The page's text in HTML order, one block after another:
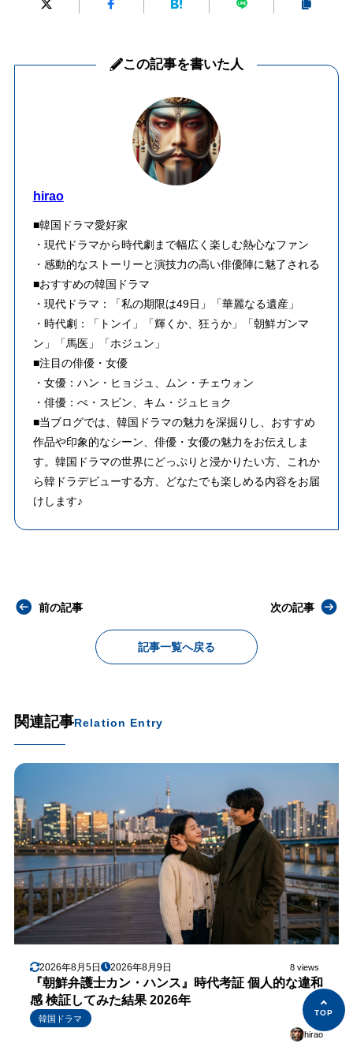
この記事を書いた人
hirao
■韓国ドラマ愛好家
・現代ドラマから時代劇まで幅広く楽しむ熱心なファン
・感動的なストーリーと演技力の高い俳優陣に魅了される
■おすすめの韓国ドラマ
・現代ドラマ：「私の期限は49日」「華麗なる遺産」
・時代劇：「トンイ」「輝くか、狂うか」「朝鮮ガンマ
ン」「馬医」「ホジュン」
■注目の俳優・女優
・女優：ハン・ヒョジュ、ムン・チェウォン
・俳優：ぺ・スビン、キム・ジュヒョク
■当ブログでは、韓国ドラマの魅力を深掘りし、おすすめ
作品や印象的なシーン、俳優・女優の魅力をお伝えしま
す。韓国ドラマの世界にどっぷりと浸かりたい方、これか
ら韓ドラデビューする方、どなたでも楽しめる内容をお届
けします♪
前の記事
記事一覧へ戻る
次の記事
関連記事Relation Entry
2026年8月5日 2026年8月9日 8 views
『朝鮮弁護士カン・ハンス』時代考証 個人的な違和
感 検証してみた結果 2026年
韓国ドラマ
hirao